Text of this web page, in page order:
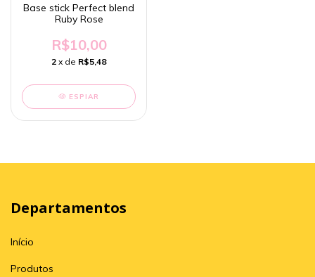
Base stick Perfect blend
Ruby Rose
R$10,00
2 x de R$5,48
ESPIAR
Departamentos
Início
Produtos